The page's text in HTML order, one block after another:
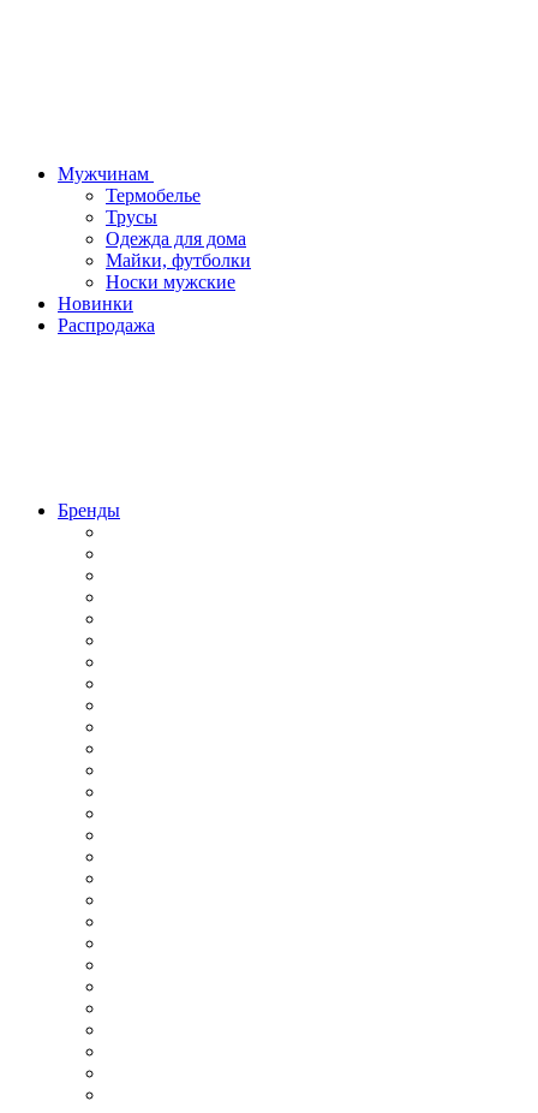
Мужчинам
Термобелье
Трусы
Одежда для дома
Майки, футболки
Носки мужские
Новинки
Распродажа
Бренды